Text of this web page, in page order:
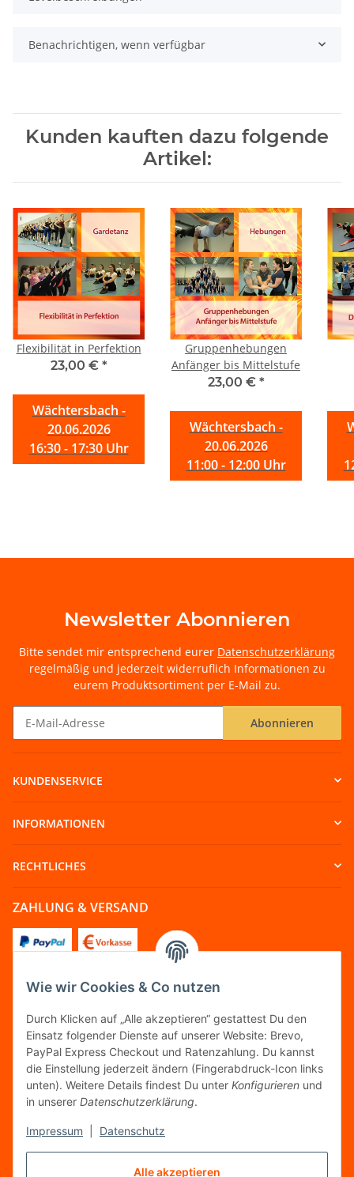
Alle akzeptieren
Wie wir Cookies & Co nutzen
Durch Klicken auf „Alle akzeptieren“ gestattest Du den
Einsatz folgender Dienste auf unserer Website: Brevo,
PayPal Express Checkout und Ratenzahlung. Du kannst
die Einstellung jederzeit ändern (Fingerabdruck-Icon links
unten). Weitere Details findest Du unter Konfigurieren und
in unserer Datenschutzerklärung.
Impressum Datenschutz
Benachrichtigen, wenn verfügbar
Kunden kauften dazu folgende
Artikel:
Flexibilität in Perfektion
23,00 € *
Wächtersbach -
20.06.2026
16:30 - 17:30 Uhr
Gruppenhebungen
Anfänger bis Mittelstufe
23,00 € *
Wächtersbach -
20.06.2026
11:00 - 12:00 Uhr
Newsletter Abonnieren
Bitte sendet mir entsprechend eurer Datenschutzerklärung
regelmäßig und jederzeit widerruflich Informationen zu
eurem Produktsortiment per E-Mail zu.
Abonnieren
KUNDENSERVICE
INFORMATIONEN
RECHTLICHES
ZAHLUNG & VERSAND
FOLGT UNS
FAIRCOMMERCE
Wir sind seit 04.12.2015 Mitglied der Initiative